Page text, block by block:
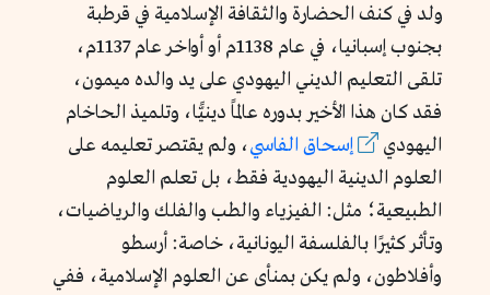
ولد في كنف الحضارة والثقافة الإسلامية في قرطبة
بجنوب إسبانيا، في عام 1138م أو أواخر عام 1137م،
تلقى التعليم الديني اليهودي على يد والده ميمون،
فقد كان هذا الأخير بدوره عالمًا دينيًّا، وتلميذ الحاخام
اليهودي
إسحاق الفاسي، ولم يقتصر تعليمه على
العلوم الدينية اليهودية فقط، بل تعلم العلوم
الطبيعية؛ مثل: الفيزياء والطب والفلك والرياضيات،
وتأثر كثيرًا بالفلسفة اليونانية، خاصة: أرسطو
وأفلاطون، ولم يكن بمنأى عن العلوم الإسلامية، ففي